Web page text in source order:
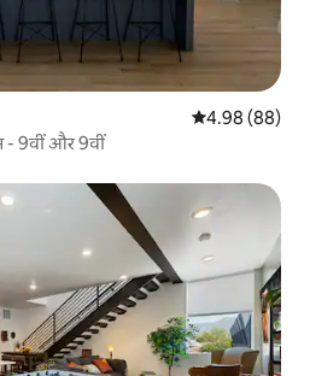
औसत रेटिंग 5 में
4.98 (88)
- 9वीं और 9वीं